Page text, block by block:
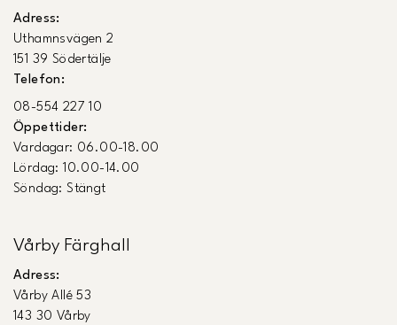
Adress:
Uthamnsvägen 2
151 39 Södertälje
Telefon:
08-554 227 10
Öppettider:
Vardagar: 06.00-18.00
Lördag: 10.00-14.00
Söndag: Stängt
Vårby Färghall
Adress:
Vårby Allé 53
143 30 Vårby